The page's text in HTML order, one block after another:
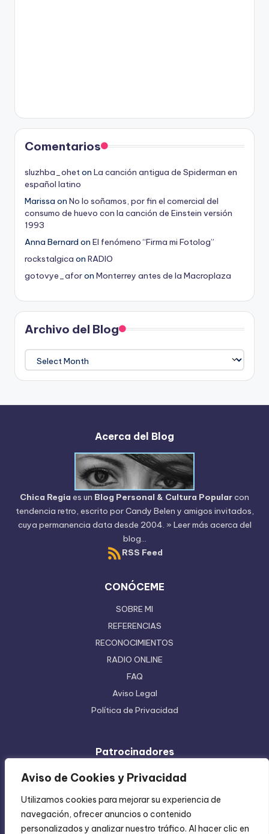
Aviso de Cookies y Privacidad
Utilizamos cookies para mejorar su experiencia de
navegación, ofrecer anuncios o contenido
personalizados y analizar nuestro tráfico. Al hacer clic en
Comentarios
sluzhba_oheton La canción antigua de Spiderman en
español latino
Marissa on No lo soñamos, por fin el comercial del
consumo de huevo con la canción de Einstein versión
1993
Anna Bernard on El fenómeno “Firma mi Fotolog”
rockstalgica on RADIO
gotovye_aforon Monterrey antes de la Macroplaza
Archivo del Blog
Archivo
del
Blog
Acerca del Blog
Chica Regia es un Blog Personal & Cultura Popularcon
tendencia retro, escrito porCandy Belen y amigos invitados,
cuya permanencia data desde 2004. » Leer más acerca del
blog...
RSS Feed
CONÓCEME
SOBRE MI
REFERENCIAS
RECONOCIMIENTOS
RADIO ONLINE
FAQ
Aviso Legal
Política de Privacidad
Patrocinadores
Ferretera Centenario de Monterrey
Inyección de Plástico
Mundo Impreso
Directorio de Coatzintla